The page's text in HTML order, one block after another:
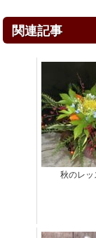
関連記事
秋のレッ